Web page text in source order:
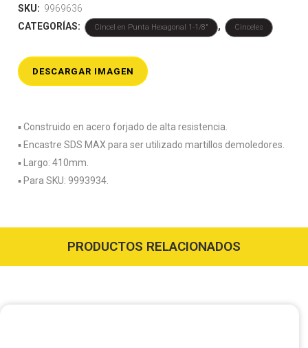
SKU: 9969636
CATEGORÍAS:
Cincel en Punta Hexagonal 1-1/8" , Cinceles
DESCARGAR IMAGEN
▪️ Construido en acero forjado de alta resistencia.
▪️ Encastre SDS MAX para ser utilizado martillos demoledores.
▪️ Largo: 410mm.
▪️ Para SKU: 9993934.
PRODUCTOS RELACIONADOS